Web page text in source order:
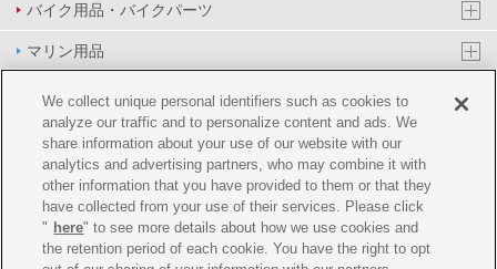
バイク用品・バイクパーツ
マリン用品
PAS/YPJ用品
その他用品
イベント&エンターテイメント
オンラインショップ
企業情報
We collect unique personal identifiers such as cookies to
analyze our traffic and to personalize content and ads. We
share information about your use of our website with our
analytics and advertising partners, who may combine it with
other information that you have provided to them or that they
have collected from your use of their services. Please click
" here" to see more details about how we use cookies and
the retention period of each cookie. You have the right to opt